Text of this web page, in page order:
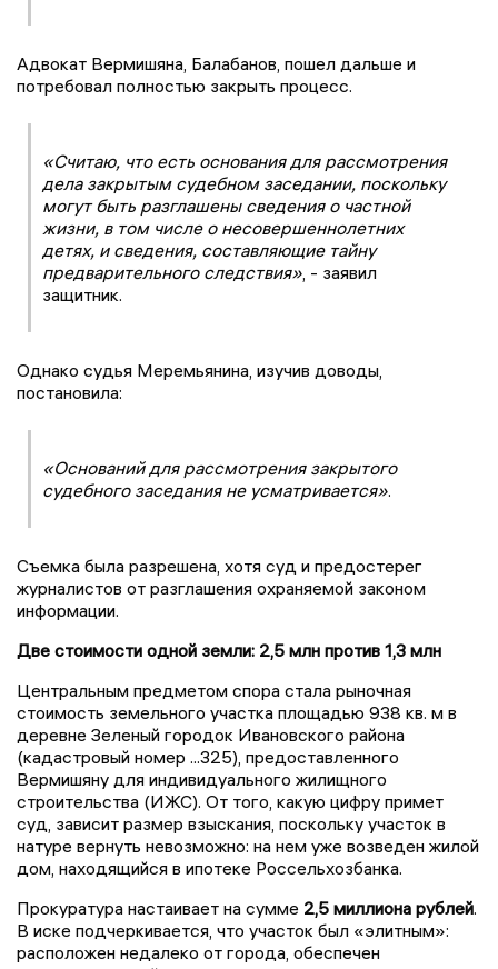
Адвокат Вермишяна, Балабанов, пошел дальше и
потребовал полностью закрыть процесс.
«Считаю, что есть основания для рассмотрения
дела закрытым судебном заседании, поскольку
могут быть разглашены сведения о частной
жизни, в том числе о несовершеннолетних
детях, и сведения, составляющие тайну
предварительного следствия» , - заявил
защитник.
Однако судья Меремьянина, изучив доводы,
постановила:
«Оснований для рассмотрения закрытого
судебного заседания не усматривается».
Съемка была разрешена, хотя суд и предостерег
журналистов от разглашения охраняемой законом
информации.
Две стоимости одной земли: 2,5 млн против 1,3 млн
Центральным предметом спора стала рыночная
стоимость земельного участка площадью 938 кв. м в
деревне Зеленый городок Ивановского района
(кадастровый номер ...325), предоставленного
Вермишяну для индивидуального жилищного
строительства (ИЖС). От того, какую цифру примет
суд, зависит размер взыскания, поскольку участок в
натуре вернуть невозможно: на нем уже возведен жилой
дом, находящийся в ипотеке Россельхозбанка.
Прокуратура настаивает на сумме 2,5 миллиона рублей.
В иске подчеркивается, что участок был «элитным»:
расположен недалеко от города, обеспечен